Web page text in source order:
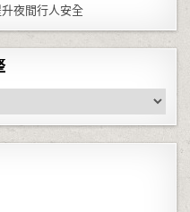
夜間行人安全